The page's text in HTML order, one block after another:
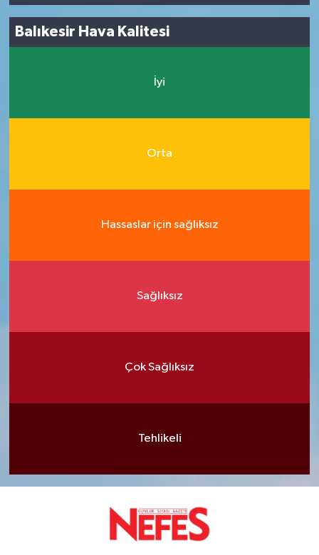
Balıkesir Hava Kalitesi
İyi
Orta
Hassaslar için sağlıksız
Sağlıksız
Çok Sağlıksız
Tehlikeli